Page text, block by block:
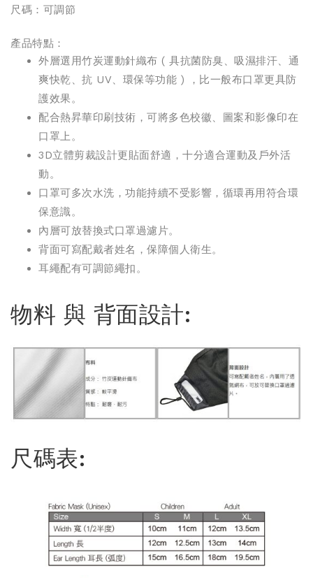
尺碼：可調節
產品特點：
外層選用竹炭運動針織布 ( 具抗菌防臭、吸濕排汗、通
爽快乾、抗 UV、環保等功能 ) ，比一般布口罩更具防
護效果。
配合熱昇華印刷技術，可將多色校徽、圖案和影像印在
口罩上。
3D立體剪裁設計更貼面舒適，十分適合運動及戶外活
動。
口罩可多次水洗，功能持續不受影響，循環再用符合環
保意識。
內層可放替換式口罩過濾片。
背面可寫配戴者姓名，保障個人衛生。
耳繩配有可調節繩扣。
物料 與 背面設計:
尺碼表: